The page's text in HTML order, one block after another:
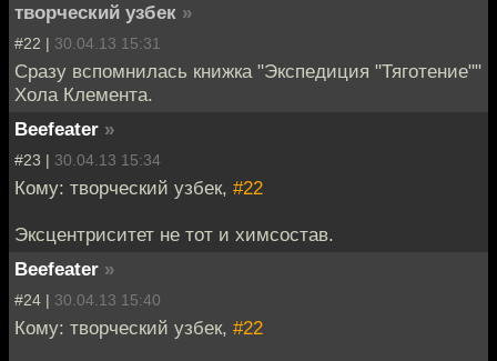
творческий узбек »
#22 | 30.04.13 15:31
Сразу вспомнилась книжка "Экспедиция "Тяготение""
Хола Клемента.
Beefeater »
#23 | 30.04.13 15:34
Кому: творческий узбек, #22
Эксцентриситет не тот и химсостав.
Beefeater »
#24 | 30.04.13 15:40
Кому: творческий узбек, #22